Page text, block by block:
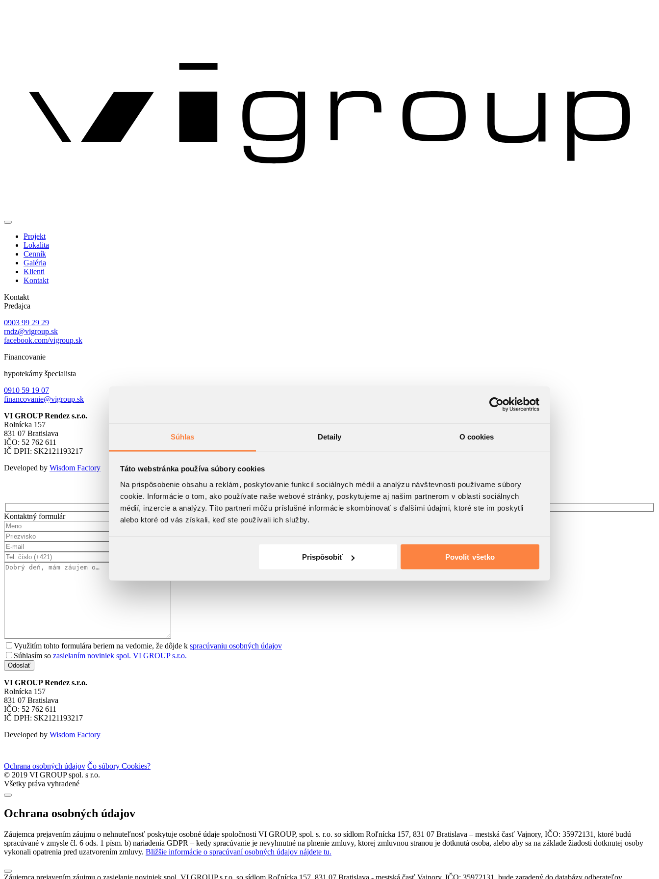
Súhlas Detaily O cookies
Táto webstránka používa súbory cookies
Na prispôsobenie obsahu a reklám, poskytovanie funkcií sociálnych médií a analýzu návštevnosti používame súbory
cookie. Informácie o tom, ako používate naše webové stránky, poskytujeme aj našim partnerom v oblasti sociálnych
médií, inzercie a analýzy. Títo partneri môžu príslušné informácie skombinovať s ďalšími údajmi, ktoré ste im poskytli
alebo ktoré od vás získali, keď ste používali ich služby.
Prispôsobiť Povoliť všetko
Projekt
Lokalita
Cenník
Galéria
Klienti
Kontakt
Kontakt
Predajca
0903 99 29 29
rndz@vigroup.sk
facebook.com/vigroup.sk
Financovanie
hypotekárny špecialista
0910 59 19 07
financovanie@vigroup.sk
VI GROUP Rendez s.r.o.
Rolnícka 157
831 07 Bratislava
IČO: 52 762 611
IČ DPH: SK2121193217
Developed by Wisdom Factory
Kontaktný formulár
Využitím tohto formulára beriem na vedomie, že dôjde k spracúvaniu osobných údajov
Súhlasím so zasielaním noviniek spol. VI GROUP s.r.o.
Odoslať
VI GROUP Rendez s.r.o.
Rolnícka 157
831 07 Bratislava
IČO: 52 762 611
IČ DPH: SK2121193217
Developed by Wisdom Factory
Ochrana osobných údajov Čo súbory Cookies?
© 2019 VI GROUP spol. s r.o.
Všetky práva vyhradené
Ochrana osobných údajov
Záujemca prejavením záujmu o nehnuteľnosť poskytuje osobné údaje spoločnosti VI GROUP, spol. s. r.o. so sídlom Roľnícka 157, 831 07 Bratislava – mestská časť Vajnory, IČO: 35972131, ktoré budú
spracúvané v zmysle čl. 6 ods. 1 písm. b) nariadenia GDPR – kedy spracúvanie je nevyhnutné na plnenie zmluvy, ktorej zmluvnou stranou je dotknutá osoba, alebo aby sa na základe žiadosti dotknutej osoby
vykonali opatrenia pred uzatvorením zmluvy. Bližšie informácie o spracúvaní osobných údajov nájdete tu.
Záujemca prejavením záujmu o zasielanie noviniek spol. VI GROUP s.r.o. so sídlom Roľnícka 157, 831 07 Bratislava - mestská časť Vajnory, IČO: 35972131, bude zaradený do databázy odberateľov